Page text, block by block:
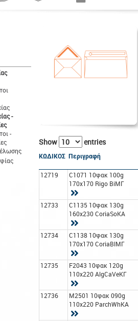
-
-
Show entries
ΚΩΔΙΚΟΣ Περιγραφή
12719
C1071 10φακ 100g
170x170 Rigo BiΜΓ
12733
C1135 10φακ 130g
160x230 CoriaSoΚΑ
12734
C1138 10φακ 130g
170x170 CoriaBlΜΓ
12735
F2043 10φακ 120g
110x220 AlgCaVeΚΓ
12736
M2501 10φακ 090g
110x220 ParchWhΚΑ